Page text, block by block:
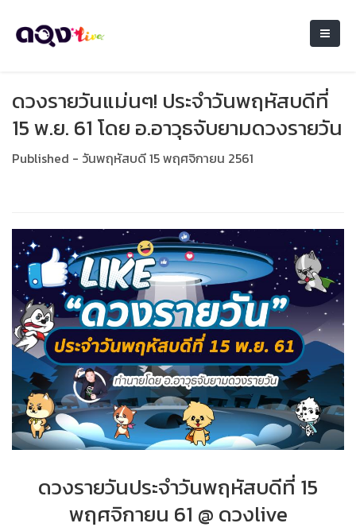
ดวงรายวันแม่นๆ! ประจำวันพฤหัสบดีที่
15 พ.ย. 61 โดย อ.อาวุธจับยามดวงรายวัน
Published - วันพฤหัสบดี 15 พฤศจิกายน 2561
ดวงรายวันประจำวันพฤหัสบดีที่ 15
พฤศจิกายน 61 @ ดวงlive